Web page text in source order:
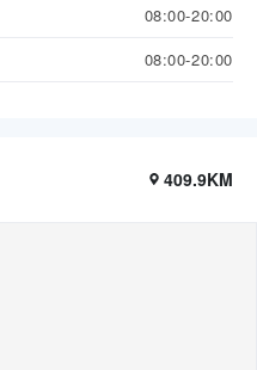
08:00-20:00
08:00-20:00
409.9KM